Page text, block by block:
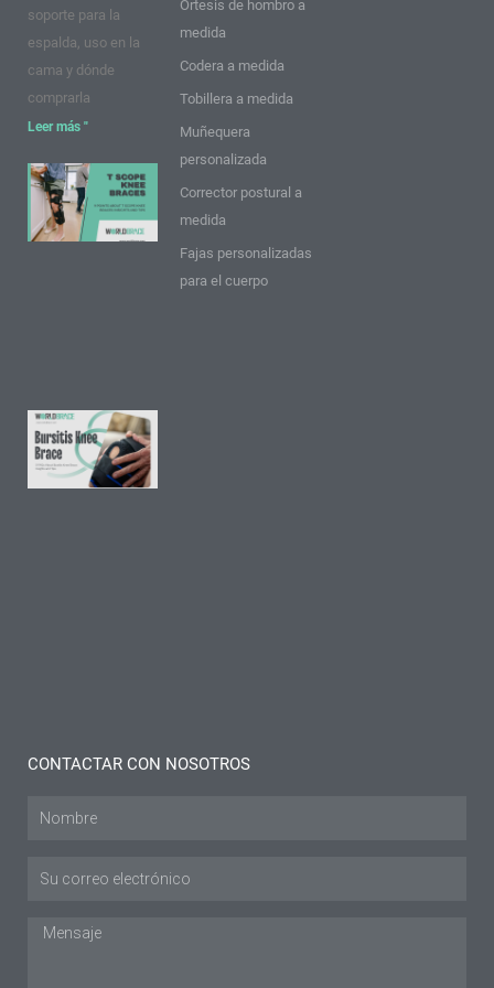
soporte para la
espalda, uso en la
cama y dónde
comprarla
Leer más "
T Scope:
Ideas y
Ortesis de hombro a
medida
Codera a medida
Tobillera a medida
Muñequera
personalizada
Corrector postural a
medida
Fajas personalizadas
para el cuerpo
CONTACTAR CON NOSOTROS
Nombre
Envíe
correo
Mensaje